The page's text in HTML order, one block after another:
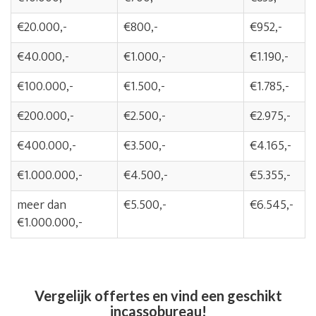
€20.000,-
€800,-
€952,-
€40.000,-
€1.000,-
€1.190,-
€100.000,-
€1.500,-
€1.785,-
€200.000,-
€2.500,-
€2.975,-
€400.000,-
€3.500,-
€4.165,-
€1.000.000,-
€4.500,-
€5.355,-
meer dan
€1.000.000,-
€5.500,- €6.545,-
Vergelijk offertes en vind een geschikt
incassobureau!